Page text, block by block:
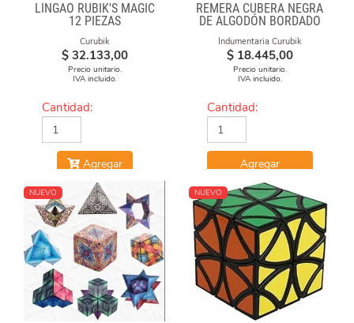
LINGAO RUBIK'S MAGIC
12 PIEZAS
Curubik
$ 32.133,00
Precio unitario.
IVA incluido.
Cantidad:
Agregar
REMERA CUBERA NEGRA
DE ALGODÓN BORDADO
100% CUBERO
Indumentaria Curubik
$ 18.445,00
Precio unitario.
IVA incluido.
Cantidad:
Agregar
NUEVO NUEVO